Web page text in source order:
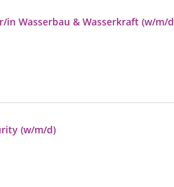
Wasserbau & Wasserkraft (w/m/
(w/m/d)